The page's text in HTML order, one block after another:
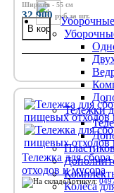
Тележки
Колёса
Ширина - 55 см
32 900 рубза шт.
Тележка для
отходов и мусора
Артикул: